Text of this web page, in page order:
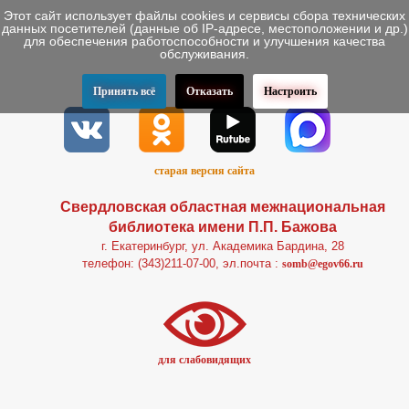
старая версия сайта
Свердловская областная межнациональная
библиотека имени П.П. Бажова
г. Екатеринбург, ул. Академика Бардина, 28
телефон: (343)211-07-00, эл.почта : somb@egov66.ru
для слабовидящих
Этот сайт использует файлы cookies и сервисы сбора технических
данных посетителей (данные об IP-адресе, местоположении и др.)
для обеспечения работоспособности и улучшения качества
обслуживания.
Принять всё Отказать Настроить